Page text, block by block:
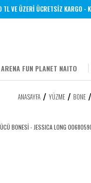
VE ÜZERİ ÜCRETSİZ KARGO -
ARENA FUN PLANET NAITO
ANASAYFA YÜZME BONE